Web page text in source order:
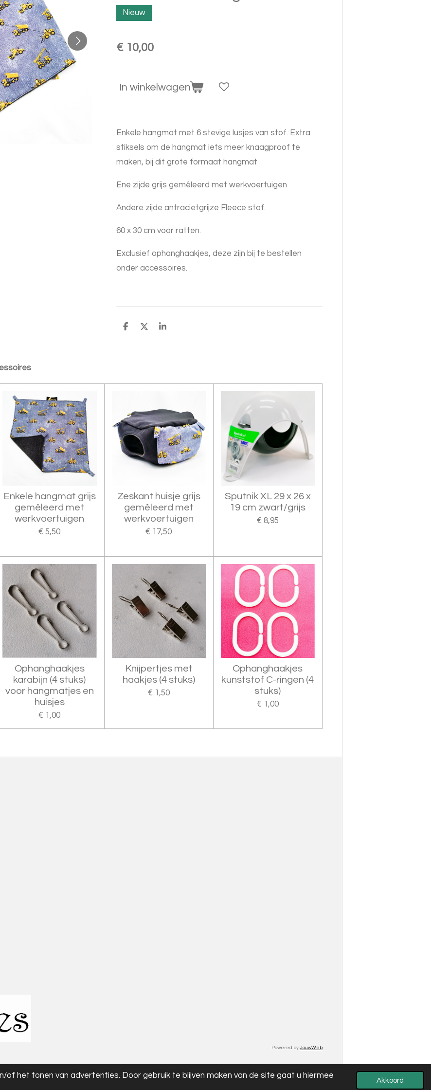
of het tonen van advertenties. Door gebruik te blijven maken van de site gaat u hiermee
Akkoord
Nieuw
€ 10,00
In winkelwagen
Enkele hangmat met 6 stevige lusjes van stof. Extra
stiksels om de hangmat iets meer knaagproof te
maken, bij dit grote formaat hangmat
Ene zijde grijs gemêleerd met werkvoertuigen
Andere zijde antracietgrijze Fleece stof.
60 x 30 cm voor ratten.
Exclusief ophanghaakjes, deze zijn bij te bestellen
onder accessoires.
D
D
S
Enkele hangmat grijs
gemêleerd met
werkvoertuigen
€ 5,50
Zeskant huisje grijs
gemêleerd met
werkvoertuigen
€ 17,50
Sputnik XL 29 x 26 x
19 cm zwart/grijs
€ 8,95
Ophanghaakjes
karabijn (4 stuks)
voor hangmatjes en
huisjes
€ 1,00
Knijpertjes met
haakjes (4 stuks)
€ 1,50
Ophanghaakjes
kunststof C-ringen (4
stuks)
€ 1,00
Powered by JouwWeb